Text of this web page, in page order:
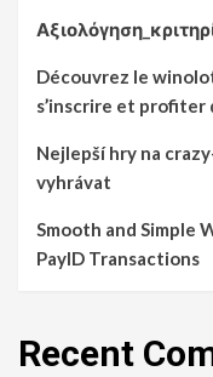
Découvrez le
s’inscrire et profiter
Nejlepší hry na
vyhrávat
Smooth and Simple
PayID Transactions
Recent